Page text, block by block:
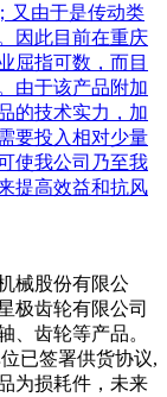
又由于是传动类
因此目前在重庆
屈指可数，而目
由于该产品附加
的技术实力，加
要投入相对少量
使我公司乃至我
提高效益和抗风
械股份有限公
极齿轮有限公司
、齿轮等产品。
已签署供货协议,
为损耗件，未来